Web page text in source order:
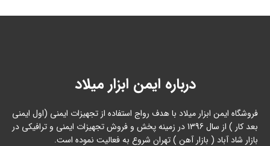
درباره ایمن ابزار میلاد
فروشگاه ایمن ابزار میلاد با هدف رواج استفاده از تجهیزات ایمنی (اول ایمنی
بعد کار ) از سال 1396 در زمینه پخش و فروش تجهیزات ایمنی و ترافیکی در
بازار شاد آباد ( بازار آهن ) تهران شروع به فعالیت نموده است.